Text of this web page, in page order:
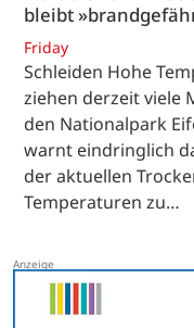
bleibt
Friday
Schleiden Hohe
ziehen derzeit viele
den Nationalpark
warnt eindringlich
der aktuellen
Temperaturen zu…